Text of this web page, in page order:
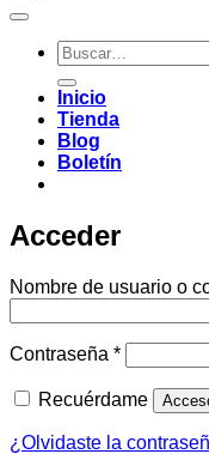
Buscar
por:
Inicio
Tienda
Blog
Boletín
Acceder
Nombre de usuario o
Contraseña *Obligatorio
Recuérdame
¿Olvidaste la